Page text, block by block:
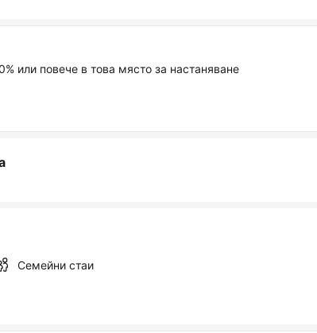
или повече в това място за настаняване
Семейни стаи